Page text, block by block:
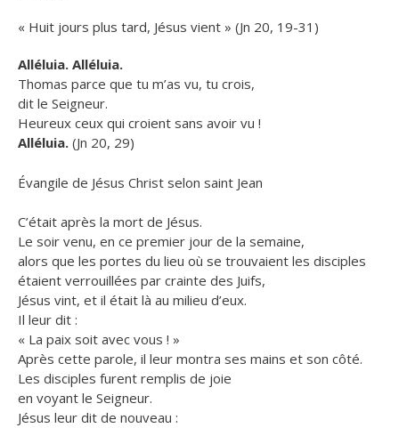
« Huit jours plus tard, Jésus vient » (Jn 20, 19-31)
Alléluia. Alléluia.
Thomas parce que tu m’as vu, tu crois,
dit le Seigneur.
Heureux ceux qui croient sans avoir vu !
Alléluia. (Jn 20, 29)
Évangile de Jésus Christ selon saint Jean
C’était après la mort de Jésus.
Le soir venu, en ce premier jour de la semaine,
alors que les portes du lieu où se trouvaient les disciples
étaient verrouillées par crainte des Juifs,
Jésus vint, et il était là au milieu d’eux.
Il leur dit :
« La paix soit avec vous ! »
Après cette parole, il leur montra ses mains et son côté.
Les disciples furent remplis de joie
en voyant le Seigneur.
Jésus leur dit de nouveau :